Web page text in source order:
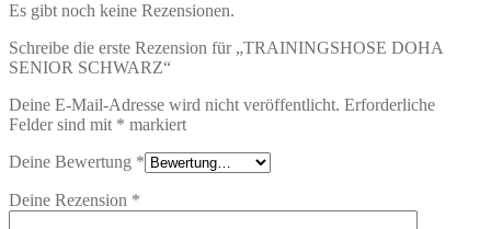
Es gibt noch keine Rezensionen.
Schreibe die erste Rezension für „TRAININGSHOSE DOHA
SENIOR SCHWARZ“
Deine E-Mail-Adresse wird nicht veröffentlicht. Erforderliche
Felder sind mit * markiert
Deine Bewertung *
Deine Rezension *